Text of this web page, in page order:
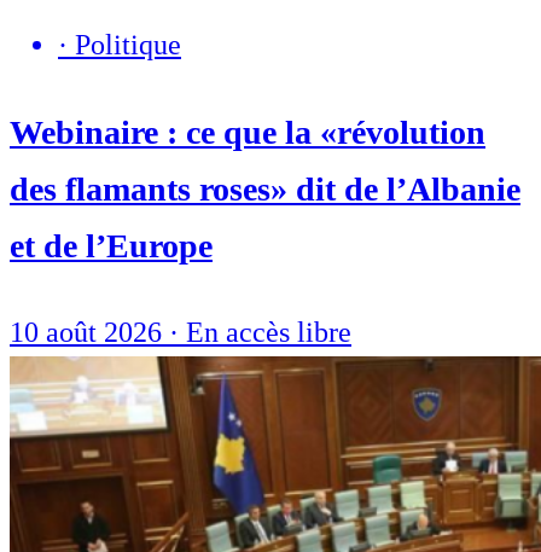
· Politique
Webinaire : ce que la «révolution
des flamants roses» dit de l’Albanie
et de l’Europe
10 août 2026 · En accès libre